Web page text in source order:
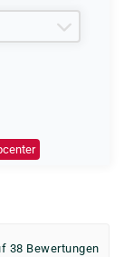
einer
38 Bewertungen